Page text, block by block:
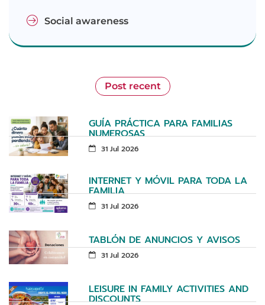
Social awareness
Post recent
GUÍA PRÁCTICA PARA FAMILIAS
NUMEROSAS
31 Jul 2026
INTERNET Y MÓVIL PARA TODA LA
FAMILIA
31 Jul 2026
TABLÓN DE ANUNCIOS Y AVISOS
31 Jul 2026
LEISURE IN FAMILY ACTIVITIES AND
DISCOUNTS